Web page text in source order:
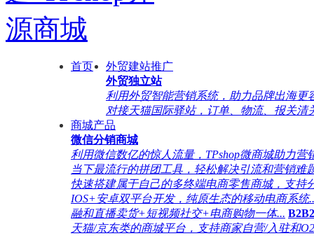
首页
外贸建站推广
外贸独立站
利用外贸智能营销系统，助力品牌出海更
对接天猫国际驿站，订单、物流、报关清
商城产品
微信分销商城
利用微信数亿的惊人流量，TPshop微商城助力营
当下最流行的拼团工具，轻松解决引流和营销难
快速搭建属于自己的多终端电商零售商城，支持
IOS+安卓双平台开发，纯原生态的移动电商系统
融和直播卖货+短视频社交+电商购物一体...
天猫/京东类的商城平台，支持商家自营/入驻和